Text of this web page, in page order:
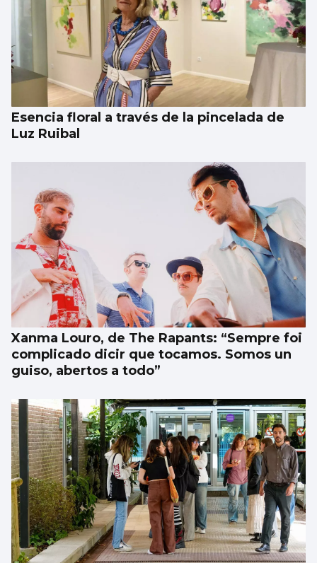
Esencia floral a través de la pincelada de
Luz Ruibal
Xanma Louro, de The Rapants: “Sempre foi
complicado dicir que tocamos. Somos un
guiso, abertos a todo”